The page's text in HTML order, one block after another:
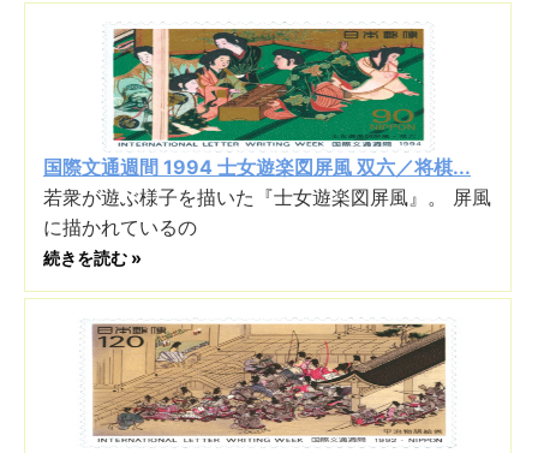
国際文通週間 1994 士女遊楽図屏風 双六／将棋...
若衆が遊ぶ様子を描いた『士女遊楽図屏風』。 屏風
に描かれているの
続きを読む »